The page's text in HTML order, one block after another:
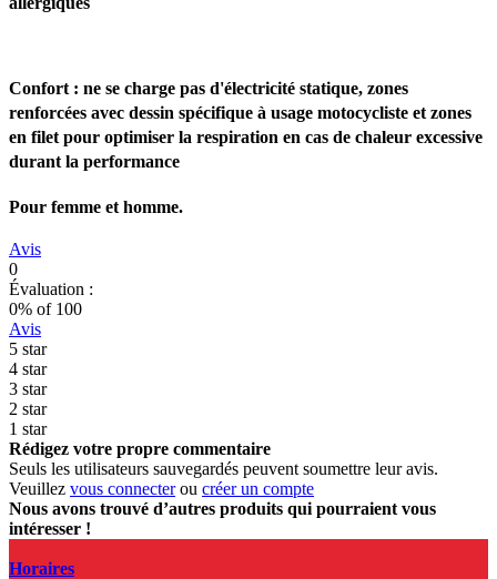
Confort : ne se charge pas d'électricité statique, zones
renforcées avec dessin spécifique à usage motocycliste et zones
en filet pour optimiser la respiration en cas de chaleur excessive
durant la performance
Pour femme et homme.
Avis
0
Évaluation :
0% of 100
Avis
5 star
4 star
3 star
2 star
1 star
Rédigez votre propre commentaire
Seuls les utilisateurs sauvegardés peuvent soumettre leur avis.
Veuillez vous connecterou créer un compte
Nous avons trouvé d’autres produits qui pourraient vous
intéresser !
Horaires